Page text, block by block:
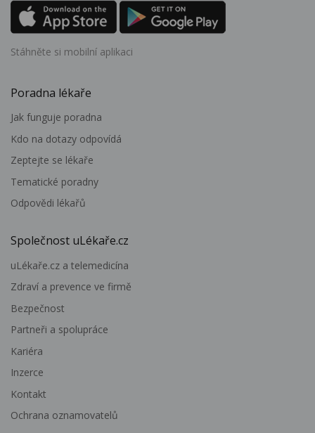
Stáhněte si mobilní aplikaci
Poradna lékaře
Jak funguje poradna
Kdo na dotazy odpovídá
Zeptejte se lékaře
Tematické poradny
Odpovědi lékařů
Společnost uLékaře.cz
uLékaře.cz a telemedicína
Zdraví a prevence ve firmě
Bezpečnost
Partneři a spolupráce
Kariéra
Inzerce
Kontakt
Ochrana oznamovatelů